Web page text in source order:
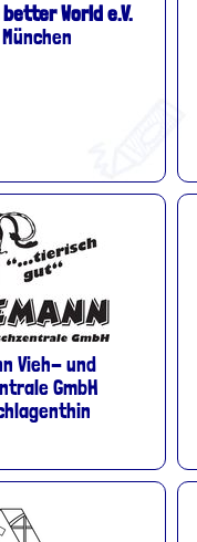
World e.V.
Vieh- und
GmbH